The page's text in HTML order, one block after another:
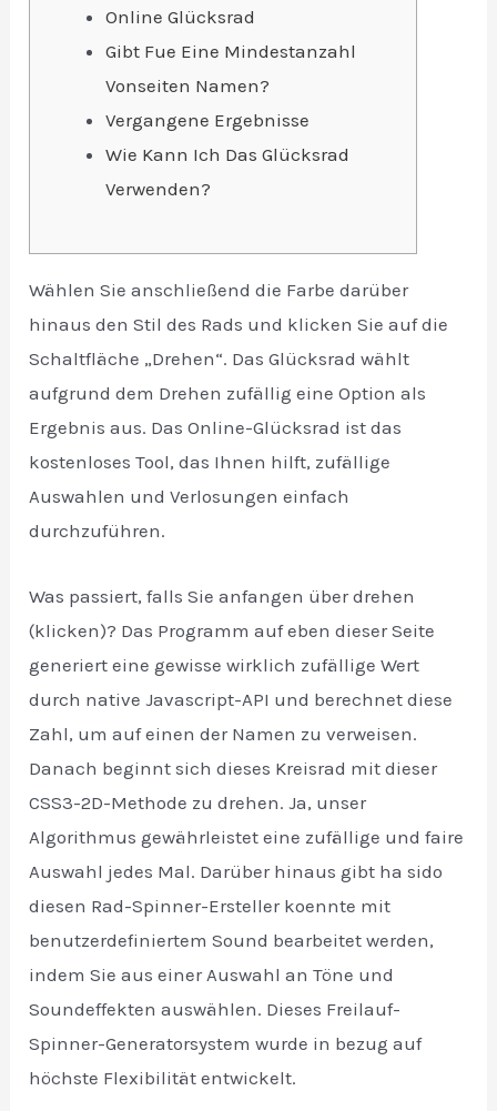
Online Glücksrad
Gibt Fue Eine Mindestanzahl
Vonseiten Namen?
Vergangene Ergebnisse
Wie Kann Ich Das Glücksrad
Verwenden?
Wählen Sie anschließend die Farbe darüber
hinaus den Stil des Rads und klicken Sie auf die
Schaltfläche „Drehen“. Das Glücksrad wählt
aufgrund dem Drehen zufällig eine Option als
Ergebnis aus. Das Online-Glücksrad ist das
kostenloses Tool, das Ihnen hilft, zufällige
Auswahlen und Verlosungen einfach
durchzuführen.
Was passiert, falls Sie anfangen über drehen
(klicken)? Das Programm auf eben dieser Seite
generiert eine gewisse wirklich zufällige Wert
durch native Javascript-API und berechnet diese
Zahl, um auf einen der Namen zu verweisen.
Danach beginnt sich dieses Kreisrad mit dieser
CSS3-2D-Methode zu drehen. Ja, unser
Algorithmus gewährleistet eine zufällige und faire
Auswahl jedes Mal. Darüber hinaus gibt ha sido
diesen Rad-Spinner-Ersteller koennte mit
benutzerdefiniertem Sound bearbeitet werden,
indem Sie aus einer Auswahl an Töne und
Soundeffekten auswählen. Dieses Freilauf-
Spinner-Generatorsystem wurde in bezug auf
höchste Flexibilität entwickelt.